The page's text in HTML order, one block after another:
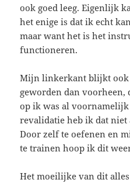
ook goed leeg. Eigenlijk
het enige is dat ik echt
maar want het is het
functioneren.
Mijn linkerkant blijkt ook
geworden dan voorheen,
op ik was al
revalidatie heb ik dat niet
Door zelf te oefenen en
te trainen hoop ik dit
Het moeilijke van dit